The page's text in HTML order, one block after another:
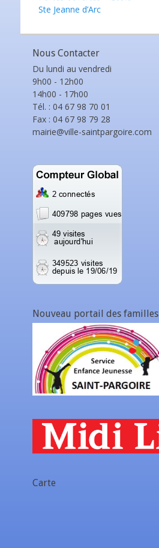
l’article
précédent :
Ste Jeanne d’Arc
Nous Contacter
Du lundi au vendredi
9h00 - 12h00
14h00 - 17h00
Tél. : 04 67 98 70 01
Fax : 04 67 98 79 28
mairie@ville-saintpargoire.com
Nouveau portail des familles
Carte